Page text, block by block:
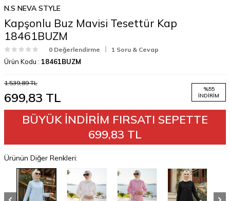
N.S NEVA STYLE
Kapşonlu Buz Mavisi Tesettür Kap
18461BUZM
0 Değerlendirme 1 Soru & Cevap
Ürün Kodu : 18461BUZM
1.539,89TL
699,83 TL
%55
İNDIRIM
BÜYÜK İNDİRİM FIRSATI SEPETTE
699,83 TL
Ürünün Diğer Renkleri: